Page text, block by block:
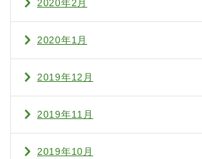
2020年2月
2020年1月
2019年12月
2019年11月
2019年10月